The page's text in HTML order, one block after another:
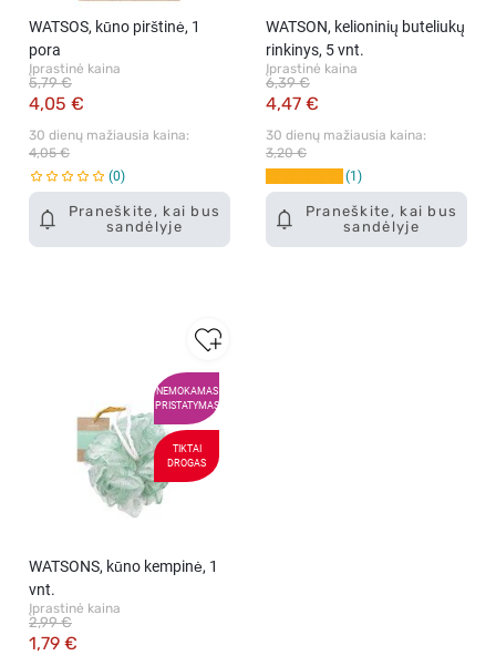
Praneškite, kai bus
sandėlyje
WATSOS, kūno pirštinė, 1
pora
Įprastinė kaina
4,05 €
5,79 €
30 dienų mažiausia kaina:
4,05 €
0
Praneškite, kai bus
sandėlyje
WATSON, kelioninių buteliukų
rinkinys, 5 vnt.
Įprastinė kaina
4,47 €
6,39 €
30 dienų mažiausia kaina:
3,20 €
1
NEMOKAMAS
PRISTATYMAS
TIKTAI
DROGAS
WATSONS, kūno kempinė, 1
vnt.
Įprastinė kaina
1,79 €
2,99 €